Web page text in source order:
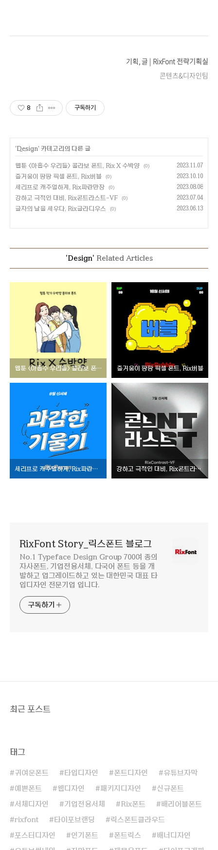
기획, 글 | RixFont 전략기획실
콘텐츠&디자인팀
8 구독하기
' Design' 카테고리의 다른 글
웹툰 <아홉수 우리들> 콜라보 폰트, Rix X 수박양 (0) 2023.11.07
즐거움이 팡팡 픽셀 폰트, Rix버블 (0) 2023.10.10
세리프로 캐주얼하게, Rix파란만장 (0) 2023.08.08
강하고 극적인 대비, Rix콘트라스트-VF (0) 2023.07.04
글자의 날을 세우다, Rix글라디우스 (0) 2023.06.13
'Design' Related Articles
웹툰 <아홉수 우리들> 콜라보 폰트, Rix X 수박양 즐거움이 팡팡 픽셀 폰트, Rix버블
세리프로 캐주얼하게, Rix파란만장 강하고 극적인 대비, Rix콘트라스트-VF
RixFont Story_릭스폰트 블로그
No.1 Typeface Design Group 700여 종의
자사폰트, 기업전용서체, 다국어 폰트 등을 개
발하고 업그레이드하고 있는 대한민국 대표 타
입디자인 전문기업 입니다.
구독하기
최근 포스트
태그
귀여운폰트 타입디자인 폰트디자인 유튜브자막
예쁜폰트 웹디자인 패키지디자인 신규폰트
서체디자인 기업전용서체 Rix폰트 배리어블폰트
rixfont 타이포브랜딩 릭스폰트클라우드
포스터디자인 인기폰트 폰트릭스 배너디자인